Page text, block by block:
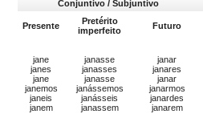
Conjuntivo / Subjuntivo
Presente
Pretérito
imperfeito
Futuro
jane
janes
jane
janemos
janeis
janem
janasse
janasses
janasse
janássemos
janásseis
janassem
janar
janares
janar
janarmos
janardes
janarem